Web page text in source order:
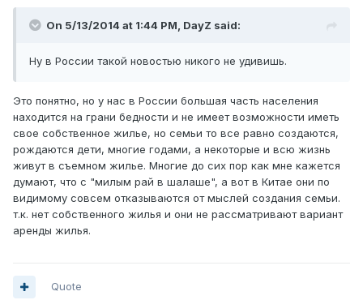
On 5/13/2014 at 1:44 PM, DayZ said:
Ну в России такой новостью никого не удивишь.
Это понятно, но у нас в России большая часть населения
находится на грани бедности и не имеет возможности иметь
свое собственное жилье, но семьи то все равно создаются,
рождаются дети, многие годами, а некоторые и всю жизнь
живут в съемном жилье. Многие до сих пор как мне кажется
думают, что с "милым рай в шалаше", а вот в Китае они по
видимому совсем отказываются от мыслей создания семьи.
т.к. нет собственного жилья и они не рассматривают вариант
аренды жилья.
Quote